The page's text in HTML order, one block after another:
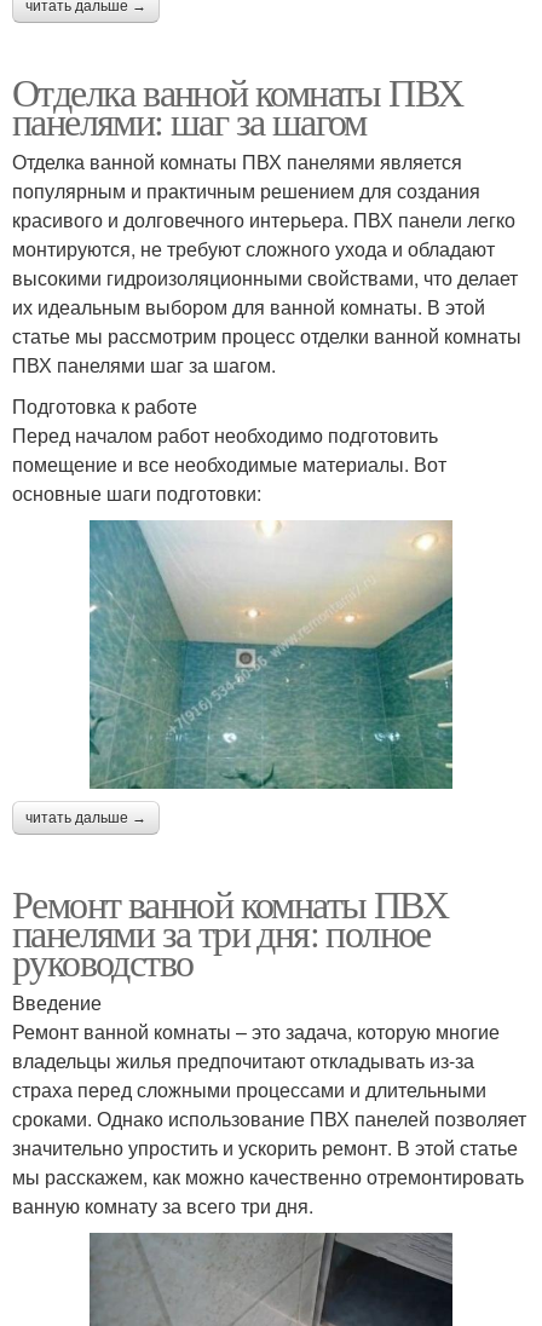
читать дальше →
Отделка ванной комнаты ПВХ
панелями: шаг за шагом
Отделка ванной комнаты ПВХ панелями является
популярным и практичным решением для создания
красивого и долговечного интерьера. ПВХ панели легко
монтируются, не требуют сложного ухода и обладают
высокими гидроизоляционными свойствами, что делает
их идеальным выбором для ванной комнаты. В этой
статье мы рассмотрим процесс отделки ванной комнаты
ПВХ панелями шаг за шагом.
Подготовка к работе
Перед началом работ необходимо подготовить
помещение и все необходимые материалы. Вот
основные шаги подготовки:
читать дальше →
Ремонт ванной комнаты ПВХ
панелями за три дня: полное
руководство
Введение
Ремонт ванной комнаты – это задача, которую многие
владельцы жилья предпочитают откладывать из-за
страха перед сложными процессами и длительными
сроками. Однако использование ПВХ панелей позволяет
значительно упростить и ускорить ремонт. В этой статье
мы расскажем, как можно качественно отремонтировать
ванную комнату за всего три дня.